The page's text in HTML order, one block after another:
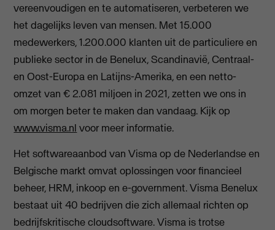
vereenvoudigen en te automatiseren, verbeteren we
het dagelijks leven van mensen. Met 15.000
medewerkers, 1.200.000 klanten uit de particuliere en
publieke sector in de Benelux, Scandinavië, Centraal-
en Oost-Europa en Latijns-Amerika, en een netto-
omzet van € 2.081 miljoen in 2021, zetten we ons in
om morgen beter te maken dan vandaag. Kijk op
www.visma.nl voor meer informatie.
Het softwareaanbod van Visma op de Nederlandse en
Belgische markt omvat oplossingen voor financieel
beheer, HRM, inkoop en e-government. Visma Benelux
bestaat uit 40 bedrijven die zich allemaal richten op
bedrijfskritische cloudsoftware. Visma is trotse